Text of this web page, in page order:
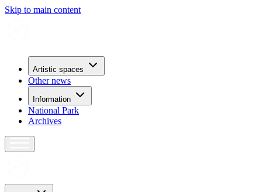
Skip to main content
Artistic spaces
Other news
Information
National Park
Archives